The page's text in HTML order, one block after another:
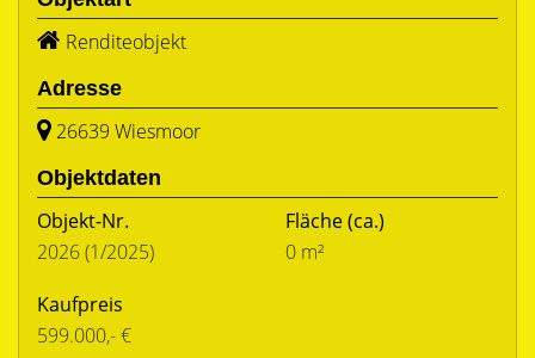
Renditeobjekt
Adresse
26639 Wiesmoor
Objektdaten
Objekt-Nr.
2026 (1/2025)
Fläche(ca.)
0 m²
Kaufpreis
599.000,- €